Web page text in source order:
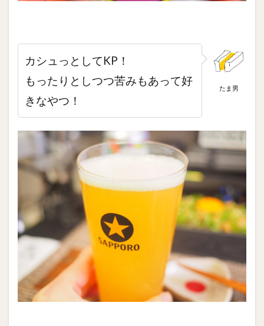
たま男
カシュっとしてKP！
もったりとしつつ苦みもあって好
きなやつ！